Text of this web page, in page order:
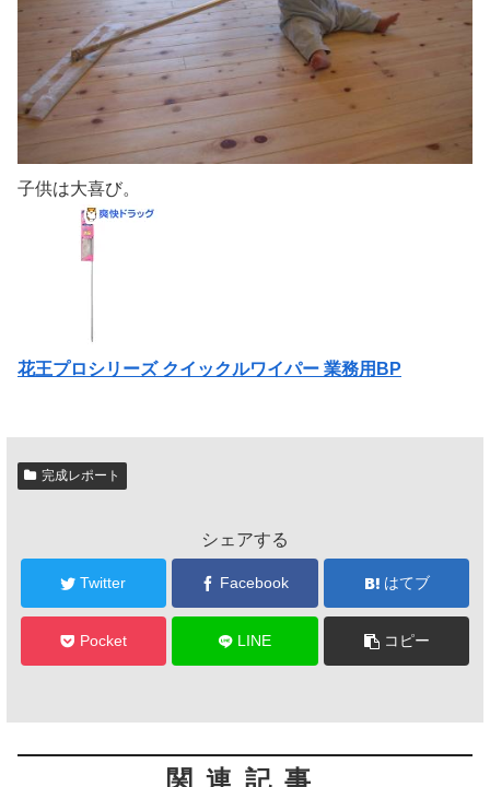
子供は大喜び。
花王プロシリーズ クイックルワイパー 業務用BP
完成レポート
シェアする
Twitter Facebook はてブ
Pocket LINE コピー
関連記事